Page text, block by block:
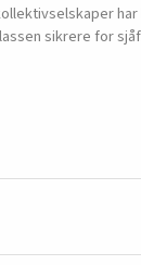
sikrere for